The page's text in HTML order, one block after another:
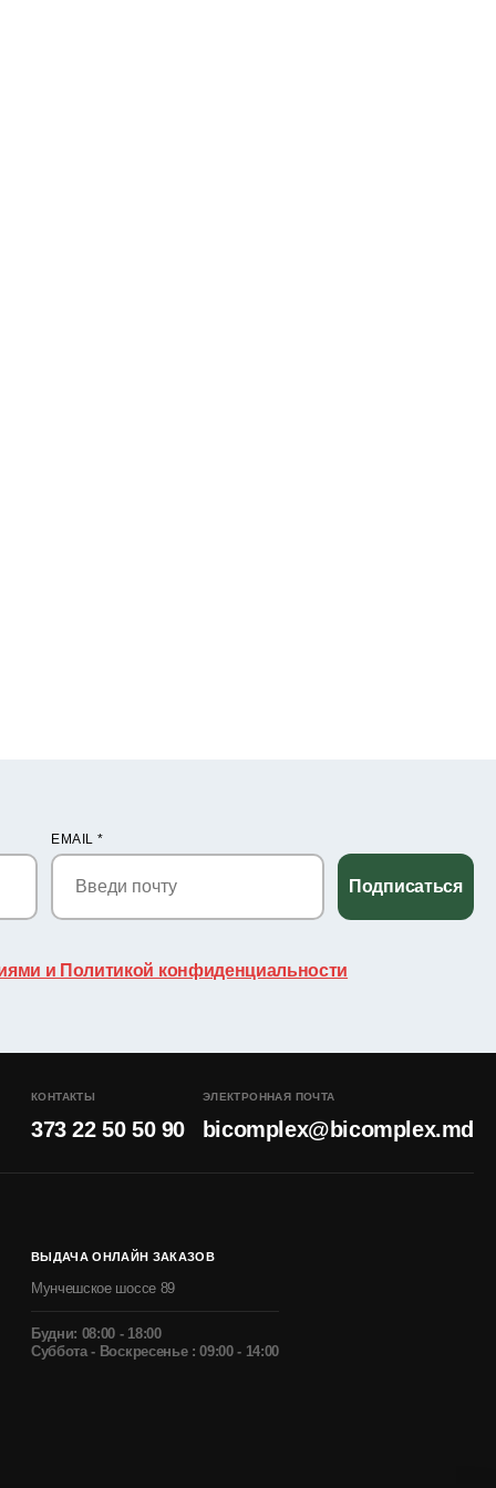
EMAIL*
Подписаться
и Политикой конфиденциальности
КОНТАКТЫ
373 22 50 50 90
ЭЛЕКТРОННАЯ ПОЧТА
bicomplex@bicomplex.md
ВЫДАЧА ОНЛАЙН ЗАКАЗОВ
Мунчешское шоссе 89
Будни: 08:00 - 18:00
Суббота - Воскресенье : 09:00 - 14:00